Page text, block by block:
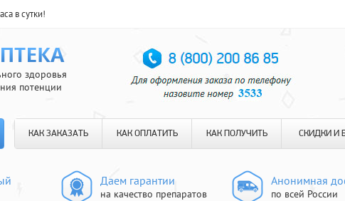
в сутки!
здоровья
потенции
КАК ЗАКАЗАТЬ КАК ОПЛАТИТЬ КАК ПОЛУЧИТЬ СКИДКИ И
Даем гарантии
на качество препаратов
Анонимная
по всей России